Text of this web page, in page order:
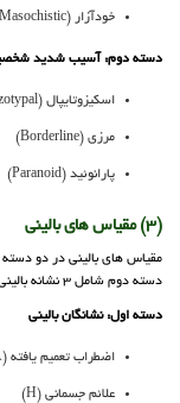
خودآزار (Masochistic)
دسته دوم: آسیب شدید
اسکیزوتایپال (Schizotypal)
مرزی (Borderline)
پارانوئید (Paranoid)
(3) مقیاس های بالینی
دسته دوم شامل 3 نشانه بالینی شدید است.
دسته اول: نشانگان بالینی
اضطراب تعمیم یافته (A)
علائم جسمانی (H)